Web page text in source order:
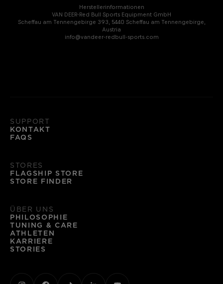
Herstellerinformationen
VAN DEER-Red Bull Sports Equipment GmbH
Scheffau am Tennengebirge 393, 5440 Scheffau am Tennengebirge,
Austria
info@vandeer-redbull-sports.com